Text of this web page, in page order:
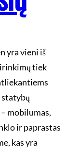
yra vieni iš
tiek
statybų
mobilumas,
ir paprastas
kas yra